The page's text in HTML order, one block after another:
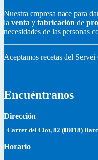
Nuestra empresa nace para
la venta y fabricación de
necesidades de las personas
Aceptamos recetas del
Encuéntranos
Dirección
Carrer del Clot, 82 (08018)
Horario